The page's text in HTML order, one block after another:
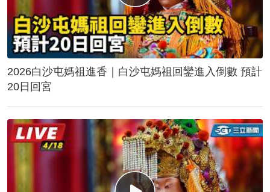
2026白沙屯媽祖進香｜白沙屯媽祖回鑾進入倒數 預計
20日回宮